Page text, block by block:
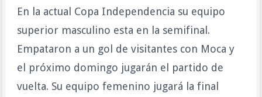
En la actual Copa Independencia su equipo
superior masculino esta en la semifinal.
Empataron a un gol de visitantes con Moca y
el próximo domingo jugarán el partido de
vuelta. Su equipo femenino jugará la final